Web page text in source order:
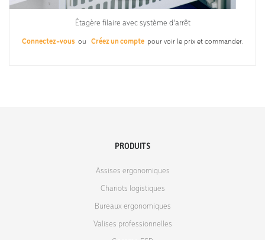
Étagère filaire avec système d’arrêt
Connectez-vous ou Créez un compte pour voir le prix et commander.
PRODUITS
Assises ergonomiques
Chariots logistiques
Bureaux ergonomiques
Valises professionnelles